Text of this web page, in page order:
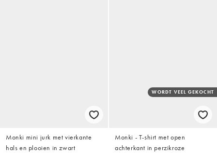
Monki mini jurk met vierkante
hals en plooien in zwart
WORDT VEEL GEKOCHT
Monki - T-shirt met open
achterkant in perzikroze